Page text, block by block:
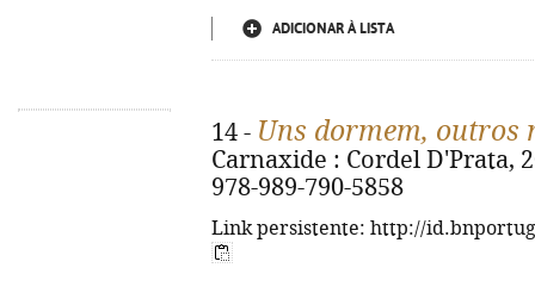
ADICIONAR À LISTA
14 - Uns dormem, outros
Carnaxide : Cordel D'Prata,
978-989-790-5858
Link persistente: http://